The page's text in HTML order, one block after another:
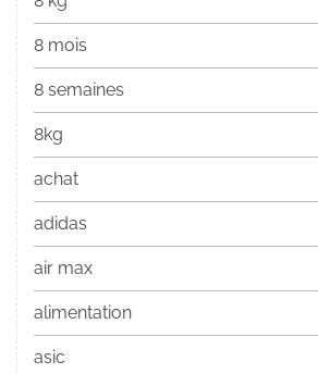
8 mois
8 semaines
8kg
achat
adidas
air max
alimentation
asic